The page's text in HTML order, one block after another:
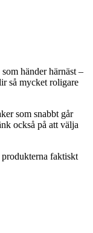
händer härnäst –
så mycket roligare
som snabbt går
också på att välja
faktiskt